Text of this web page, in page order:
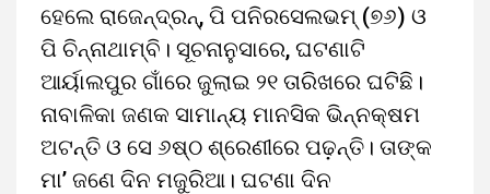
ହେଲେ ରାଜେନ୍ଦ୍ରନ୍‌, ପି ପନିରସେଲଭମ୍‌ (୭୬) ଓ
ପି ଚିନ୍ନାଥାମ୍ବି। ସୂଚନାନୁସାରେ, ଘଟଣାଟି
ଆର୍ୟାଲପୁର ଗାଁରେ ଜୁଲାଇ ୨୧ ତାରିଖରେ ଘଟିଛି।
ନାବାଳିକା ଜଣକ ସାମାନ୍ୟ ମାନସିକ ଭିନ୍ନକ୍ଷମ
ଅଟନ୍ତି ଓ ସେ ୬ଷ୍ଠ ଶ୍ରେଣୀରେ ପଢ଼ନ୍ତି। ତାଙ୍କ
ମା’ ଜଣେ ଦିନ ମଜୁରିଆ। ଘଟଣା ଦିନ